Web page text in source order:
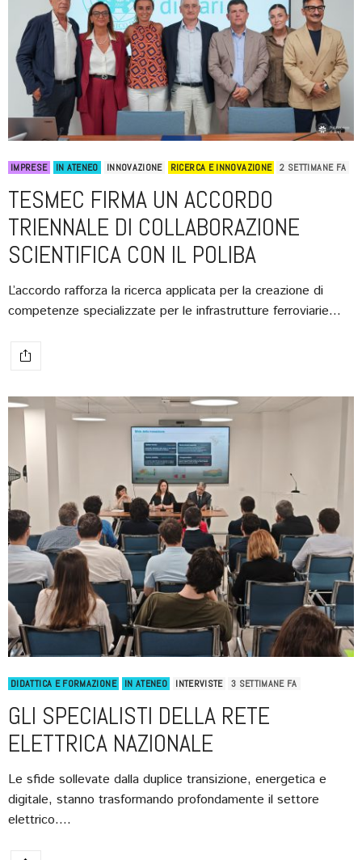
IMPRESE IN ATENEO INNOVAZIONE RICERCA E INNOVAZIONE 2 SETTIMANE FA
TESMEC FIRMA UN ACCORDO
TRIENNALE DI COLLABORAZIONE
SCIENTIFICA CON IL POLIBA
L’accordo rafforza la ricerca applicata per la creazione di
competenze specializzate per le infrastrutture ferroviarie…
DIDATTICA E FORMAZIONE IN ATENEO INTERVISTE 3 SETTIMANE FA
GLI SPECIALISTI DELLA RETE
ELETTRICA NAZIONALE
Le sfide sollevate dalla duplice transizione, energetica e
digitale, stanno trasformando profondamente il settore
elettrico.…